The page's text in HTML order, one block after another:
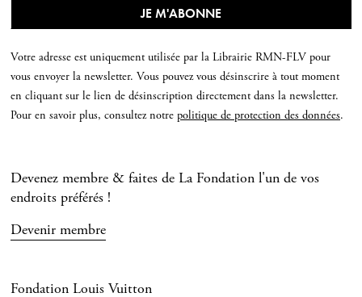
Votre adresse est uniquement utilisée par la Librairie RMN-FLV pour
vous envoyer la newsletter. Vous pouvez vous désinscrire à tout moment
en cliquant sur le lien de désinscription directement dans la newsletter.
Pour en savoir plus, consultez notre politique de protection des données.
Devenez membre & faites de La Fondation l'un de vos
endroits préférés !
Devenir membre
Fondation Louis Vuitton